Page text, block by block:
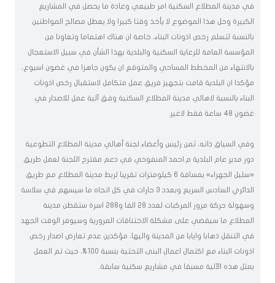
في مدينة المطلاع السكنية امر طبيعي وعادة ما يحصل في المشاريع
الكبيرة وحل هذا الموضوع لا يأخذ وقتا كبيرا ولا يعطل مصالح المواطنين
بالنسبة لتسلم رخص اذونات البناء، خاصة ان هناك اهتماما وتعاونا من
المؤسسة العامة للرعاية السكنية والبلدية بهذا الشأن في سبيل الاستعجال
بالانتهاء من المخطط المساحي والمتوقع ان يكون جاهزا في غضون اسبوع،
مؤكدا ان البلدية قامت بتجهيز فريق عمل متكامل لاستقبال رخص اذونات
البناء بالنسبة لاهالي مدينة المطلاع السكنية وفق آلية عمل للاصدار في
غضون 48 ساعة فقط لاغير.
وفي السياق ذاته، ثمن رئيس وأعضاء لجنة أهالي مدينة المطلاع التطوعية
دور مدير عام البلدية م.احمد المنفوحي في دعم مقترح اللجنة لعمل طريق
«سليل الجهراء» بمسافة 6 كيلومترات تقريبا لربط مدينة المطلاع مع طريق
الدائري السادس السريع وبعدد 3 حارات في كل اتجاه ما سيسهم في سلاسة
وسهولة حركة مرور المركبات لعدد 28 الفا و288 اسرة ستقطن مدينة
المطلاع ما سيقضي على مشكلة الاختناقات المرورية وسيوفر الوقت الجهد
في التنقل ذهابا وايابا من المدينة واليها، مؤكدين عدم تعارض اصدار رخص
اذونات البناء مع اكتمال اعمال البنى التحتية بنسبة 100‎‎%، حيث تم العمل
بمثل هذه الآلية مسبقا في مشاريع سكنية سابقة.